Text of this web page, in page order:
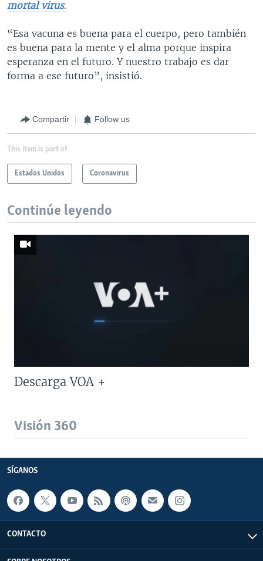
mortal virus.
“Esa vacuna es buena para el cuerpo, pero también
es buena para la mente y el alma porque inspira
esperanza en el futuro. Y nuestro trabajo es dar
forma a ese futuro”, insistió.
Compartir Follow us
This item is part of
Estados Unidos Coronavirus
Continúe leyendo
Descarga VOA +
Visión 360
SÍGANOS
CONTACTO